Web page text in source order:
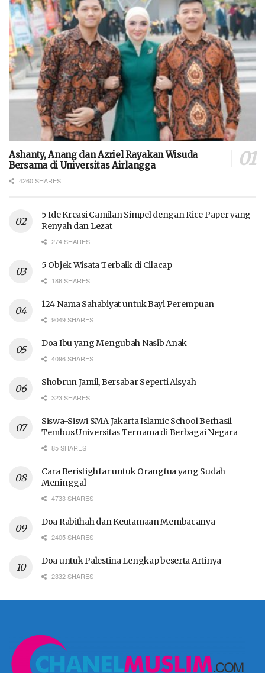
Ashanty, Anang dan Azriel Rayakan Wisuda
Bersama di Universitas Airlangga
4260 SHARES
5 Ide Kreasi Camilan Simpel dengan Rice Paper yang
Renyah dan Lezat
274 SHARES
5 Objek Wisata Terbaik di Cilacap
186 SHARES
124 Nama Sahabiyat untuk Bayi Perempuan
9049 SHARES
Doa Ibu yang Mengubah Nasib Anak
4096 SHARES
Shobrun Jamil, Bersabar Seperti Aisyah
323 SHARES
Siswa-Siswi SMA Jakarta Islamic School Berhasil
Tembus Universitas Ternama di Berbagai Negara
85 SHARES
Cara Beristighfar untuk Orangtua yang Sudah
Meninggal
4733 SHARES
Doa Rabithah dan Keutamaan Membacanya
2405 SHARES
Doa untuk Palestina Lengkap beserta Artinya
2332 SHARES